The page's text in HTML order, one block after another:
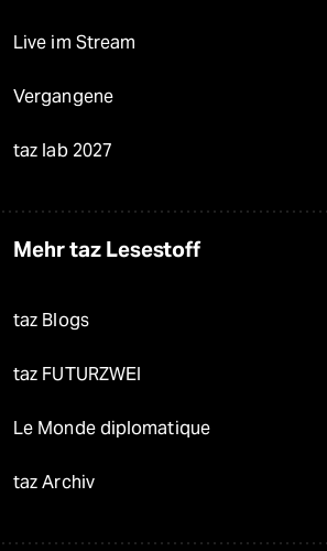
Live im Stream
Vergangene
taz lab 2027
Mehr taz Lesestoff
taz Blogs
taz FUTURZWEI
Le Monde diplomatique
taz Archiv